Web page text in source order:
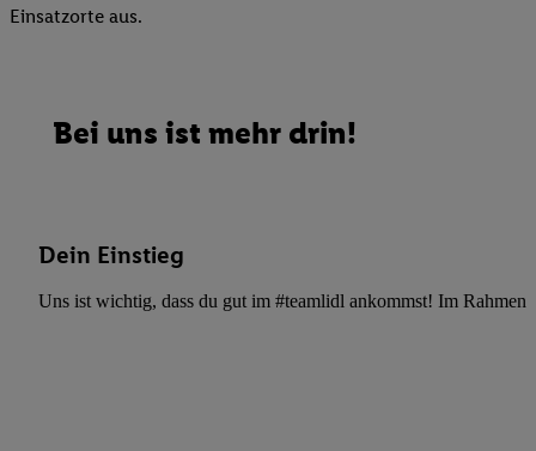
Einsatzorte aus.
Bei uns ist mehr drin!
Dein Einstieg
Uns ist wichtig, dass du gut im #teamlidl ankommst! Im Rahmen